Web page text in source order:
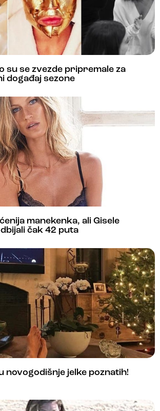
su se zvezde pripremale za
događaj sezone
manekenka, ali Gisele
čak 42 puta
novogodišnje jelke poznatih!